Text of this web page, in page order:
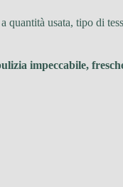
quantità usata, tipo di
impeccabile,